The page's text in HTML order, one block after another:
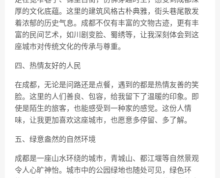
厚的文化底蕴。这里的建筑风格古朴典雅，街头巷尾散发
着浓郁的历史气息。成都不仅有丰富的文物古迹，更有丰
富的民间艺术，如川剧变脸、蜀绣等，让我深刻体会到这
座城市对传统文化的传承与尊重。
四、热情友好的人民
在成都，无论是问路还是点餐，遇到的都是热情友善的笑
脸。这里的人们善良、包容，给我留下了温暖的印象。即
使是陌生的旅客，也能感受到一种家的感觉。这份人情
味，让我更加喜欢这座城市，也愿意多停留、多了解。
五、绿意盎然的自然环境
成都是一座山水环绕的城市，青城山、都江堰等自然景观
令人心旷神怡。城市中的公园绿地也随处可见，绿色环